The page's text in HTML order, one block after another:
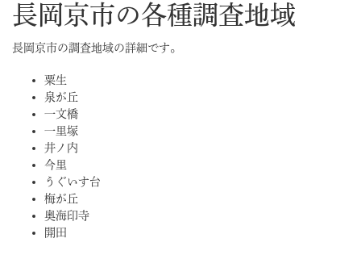
長岡京市の各種調査地域
長岡京市の調査地域の詳細です。
粟生
泉が丘
一文橋
一里塚
井ノ内
今里
うぐいす台
梅が丘
奥海印寺
開田